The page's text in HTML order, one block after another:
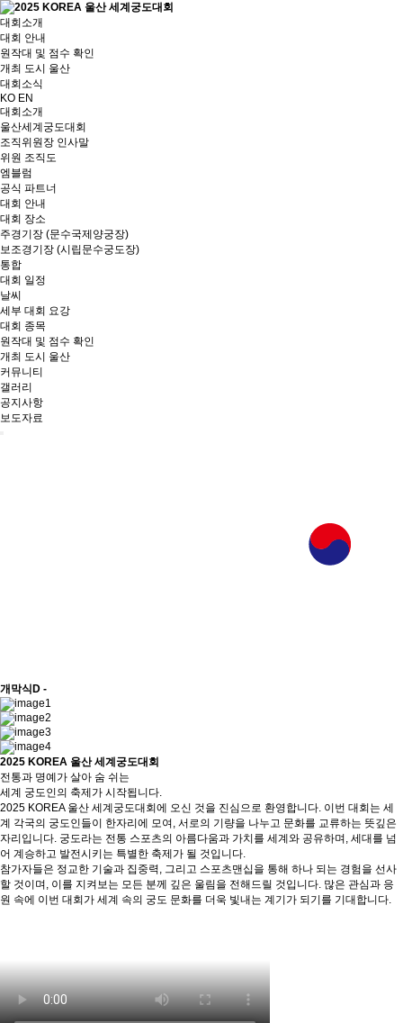
대회소개
대회 안내
원작대 및 점수 확인
개최 도시 울산
대회소식
KO EN
대회소개
울산세계궁도대회
조직위원장 인사말
위원 조직도
엠블럼
공식 파트너
대회 안내
대회 장소
주경기장 (문수국제양궁장)
보조경기장 (시립문수궁도장)
통합
대회 일정
날씨
세부 대회 요강
대회 종목
원작대 및 점수 확인
개최 도시 울산
커뮤니티
갤러리
공지사항
보도자료
개막식 D -
2025 KOREA 울산 세계궁도대회
전통과 명예가 살아 숨 쉬는
세계 궁도인의 축제가 시작됩니다.
2025 KOREA 울산 세계궁도대회에 오신 것을 진심으로 환영합니다. 이번 대회는 세
계 각국의 궁도인들이 한자리에 모여, 서로의 기량을 나누고 문화를 교류하는 뜻깊은
자리입니다. 궁도라는 전통 스포츠의 아름다움과 가치를 세계와 공유하며, 세대를 넘
어 계승하고 발전시키는 특별한 축제가 될 것입니다.
참가자들은 정교한 기술과 집중력, 그리고 스포츠맨십을 통해 하나 되는 경험을 선사
할 것이며, 이를 지켜보는 모든 분께 깊은 울림을 전해드릴 것입니다. 많은 관심과 응
원 속에 이번 대회가 세계 속의 궁도 문화를 더욱 빛내는 계기가 되기를 기대합니다.